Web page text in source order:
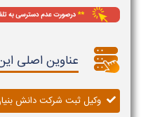
عناوین اصلی
وکیل ثبت شرکت دانش